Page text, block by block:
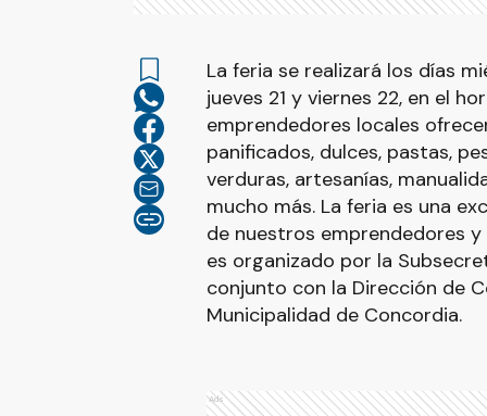
La feria se realizará los días
jueves 21 y viernes 22, en el
emprendedores locales
panificados, dulces, pastas,
verduras, artesanías,
mucho más. La feria es una
de nuestros emprendedores
es organizado por la
conjunto con la Dirección de
Municipalidad de Concordia.
Ads